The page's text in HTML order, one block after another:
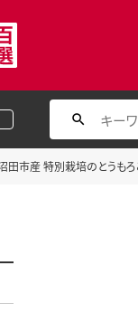
田市産 特別栽培のとうもろ